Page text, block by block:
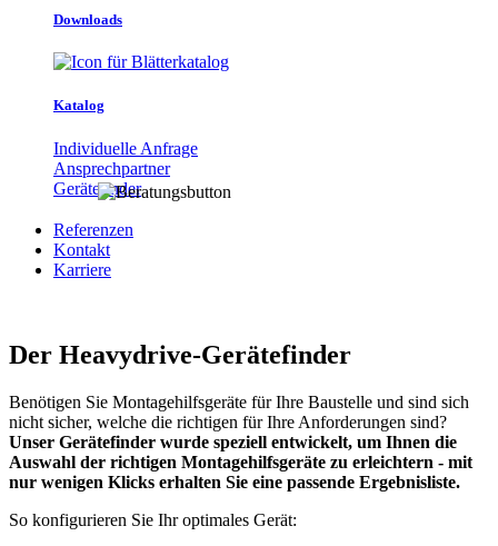
Downloads
Katalog
Individuelle Anfrage
Ansprechpartner
Gerätefinder
Referenzen
Kontakt
Karriere
Der Heavydrive-Gerätefinder
Benötigen Sie Montagehilfsgeräte für Ihre Baustelle und sind sich
nicht sicher, welche die richtigen für Ihre Anforderungen sind?
Unser Gerätefinder wurde speziell entwickelt, um Ihnen die
Auswahl der richtigen Montagehilfsgeräte zu erleichtern - mit
nur wenigen Klicks erhalten Sie eine passende Ergebnisliste.
So konfigurieren Sie Ihr optimales Gerät: